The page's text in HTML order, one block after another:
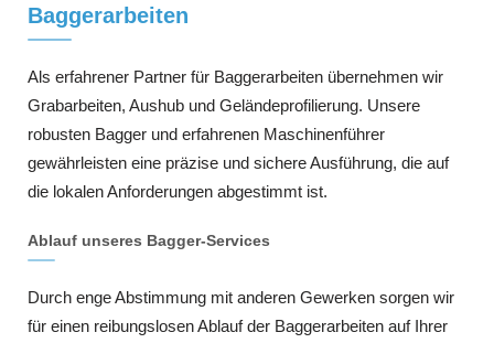
Baggerarbeiten
Als erfahrener Partner für Baggerarbeiten übernehmen wir
Grabarbeiten, Aushub und Geländeprofilierung. Unsere
robusten Bagger und erfahrenen Maschinenführer
gewährleisten eine präzise und sichere Ausführung, die auf
die lokalen Anforderungen abgestimmt ist.
Ablauf unseres Bagger-Services
Durch enge Abstimmung mit anderen Gewerken sorgen wir
für einen reibungslosen Ablauf der Baggerarbeiten auf Ihrer